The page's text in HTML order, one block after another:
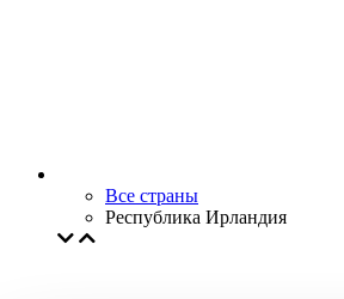
Все страны
Республика Ирландия